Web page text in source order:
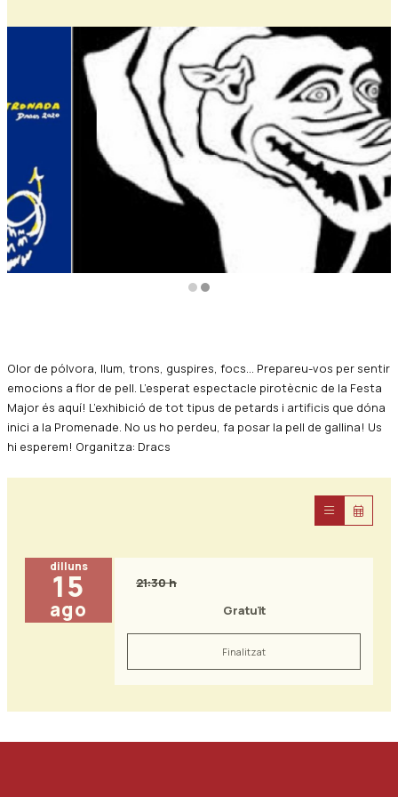
Olor de pólvora, llum, trons, guspires, focs... Prepareu-vos per sentir
emocions a flor de pell. L’esperat espectacle pirotècnic de la Festa
Major és aquí! L’exhibició de tot tipus de petards i artificis que dóna
inici a la Promenade. No us ho perdeu, fa posar la pell de gallina! Us
hi esperem! Organitza: Dracs
dilluns
15
ago
21:30 h
Gratuït
Finalitzat